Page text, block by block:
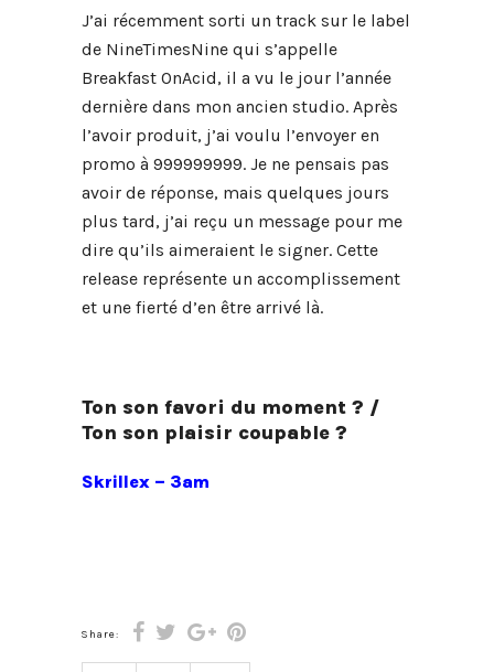
J’ai récemment sorti un track sur le label
de NineTimesNine qui s’appelle
Breakfast OnAcid, il a vu le jour l’année
dernière dans mon ancien studio. Après
l’avoir produit, j’ai voulu l’envoyer en
promo à 999999999. Je ne pensais pas
avoir de réponse, mais quelques jours
plus tard, j’ai reçu un message pour me
dire qu’ils aimeraient le signer. Cette
release représente un accomplissement
et une fierté d’en être arrivé là.
Ton son favori du moment ? /
Ton son plaisir coupable ?
Skrillex – 3am
Share: